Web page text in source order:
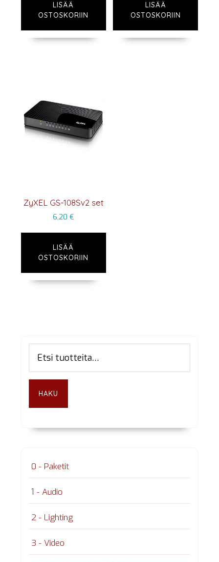
LISÄÄ
OSTOSKORIIN
LISÄÄ
OSTOSKORIIN
ZyXEL GS-108Sv2 set
6,20€
LISÄÄ
OSTOSKORIIN
Ensisijainen
sivupalkki
HAKU
0 - Paketit
1 - Audio
2 - Lighting
3 - Video